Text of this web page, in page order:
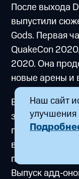
Наш сайт
улучшения
После выхода
выпустили
Gods. Первая
QuakeCon
2020. Она
новые арены и
Вторая часть
завершила
получили
возможность
последней
Выпуск